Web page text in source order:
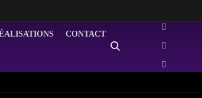
CONTACT